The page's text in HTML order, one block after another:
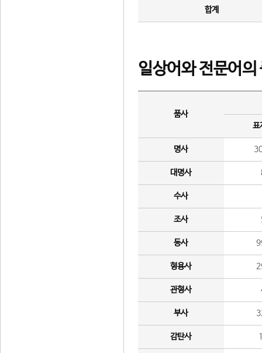
합계
일상어와 전문어의
품사
표
명사
대명사
수사
조사
동사
형용사
관형사
부사
감탄사